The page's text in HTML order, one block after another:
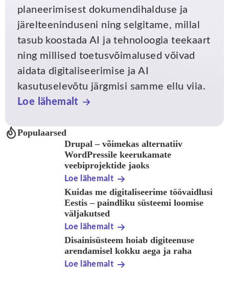
planeerimisest dokumendihalduse ja
järelteeninduseni ning selgitame, millal
tasub koostada AI ja tehnoloogia teekaart
ning millised toetusvõimalused võivad
aidata digitaliseerimise ja AI
kasutuselevõtu järgmisi samme ellu viia.
Loe lähemalt
Populaarsed
Drupal – võimekas alternatiiv
WordPressile keerukamate
veebiprojektide jaoks
Loe lähemalt
Kuidas me digitaliseerime töövaidlusi
Eestis – paindliku süsteemi loomise
väljakutsed
Loe lähemalt
Disainisüsteem hoiab digiteenuse
arendamisel kokku aega ja raha
Loe lähemalt